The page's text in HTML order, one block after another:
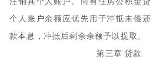
个人账户余额应优先用于冲抵未偿
款本息，冲抵后剩余余额予以提取。
第三章 贷款